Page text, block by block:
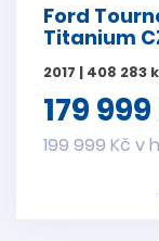
Ford
Titanium
2017 | 408 283
179
199 999 Kč v